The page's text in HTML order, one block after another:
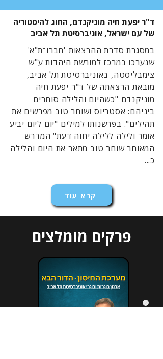
ד"ר יפעת חיה מוניקנדם, החוג להיסטוריה
של עם ישראל, אוניברסיטת תל אביב
במסגרת סדרת ההרצאות 'חברו־ת"א'
שנערכו במרכז למורשת היהדות ע"ש
צימבליסטה, באוניברסיטת תל אביב,
מובאת הרצאתה של ד"ר יפעת חיה
מוניקנדם "כשהיום והלילה סוחרים
ביניהם: אסטריוס ושוחר טוב מפרשים את
תהילים". בפרשנותו למילים "יום ליום יביע
אומר ולילה ללילה יחוה דעת" המדרש
המאוחר שוחר טוב מתאר את היום והלילה
כ...
קרא עוד
פרקים מומלצים